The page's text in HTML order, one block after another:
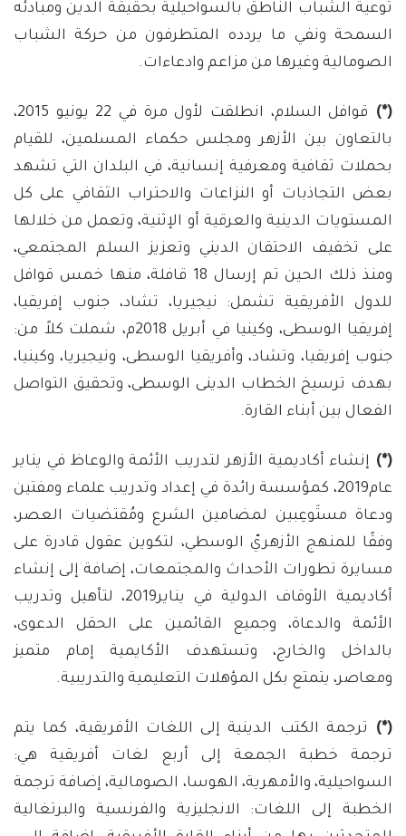
توعية الشباب الناطق بالسواحيلية بحقيقة الدين ومبادئه
السمحة ونفي ما يردده المتطرفون من حركة الشباب
الصومالية وغيرها من مزاعم وادعاءات.
(*)
قوافل السلام، انطلقت لأول مرة في 22 يونيو 2015،
بالتعاون بين الأزهر ومجلس حكماء المسلمين، للقيام
بحملات ثقافية ومعرفية إنسانية، في البلدان التي تشهد
بعض التجاذبات أو النزاعات والاحتراب الثقافي على كل
المستويات الدينية والعرقية أو الإثنية، وتعمل من خلالها
على تخفيف الاحتقان الديني وتعزيز السلم المجتمعي،
ومنذ ذلك الحين تم إرسال 18 قافلة، منها خمس قوافل
للدول الأفريقية تشمل: نيجيريا، تشاد، جنوب إفريقيا،
إفريقيا الوسطى، وكينيا في أبريل 2018م، شملت كلاً من:
جنوب إفريقيا، وتشاد، وأفريقيا الوسطى، ونيجيريا، وكينيا،
بهدف ترسيخ الخطاب الدينى الوسطى، وتحقيق التواصل
الفعال بين أبناء القارة.
(*) إنشاء أكاديمية الأزهر لتدريب الأئمة والوعاظ في يناير
عام2019، كمؤسسة رائدة في إعداد وتدريب علماء ومفتين
ودعاة مستَوعِبين لمضامين الشرع ومُقتضيات العصر،
وفقًا للمنهج الأزهريّ الوسطي، لتكوين عقول قادرة على
مسايرة تطورات الأحداث والمجتمعات، إضافة إلى إنشاء
أكاديمية الأوقاف الدولية في يناير2019، لتأهيل وتدريب
الأئمة والدعاة، وجميع القائمين على الحقل الدعوى،
بالداخل والخارج، وتستهدف الأكايمية إمام متميز
ومعاصر، يتمتع بكل المؤهلات التعليمية والتدريبية.
(*)
ترجمة الكتب الدينية إلى اللغات الأفريقية، كما يتم
ترجمة خطبة الجمعة إلى أربع لغات أفريقية هي:
السواحيلية، والأمهرية، الهوسا، الصومالية، إضافة ترجمة
الخطبة إلى اللغات: الانجليزية والفرنسية والبرتغالية